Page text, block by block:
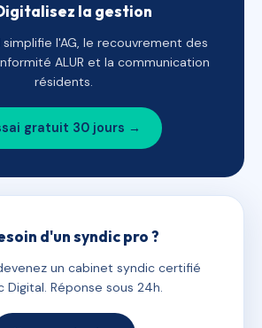
la gestion
l'AG, le recouvrement des
ALUR et la communication
résidents.
gratuit 30 jours →
d'un syndic pro ?
un cabinet syndic certifié
Digital. Réponse sous 24h.